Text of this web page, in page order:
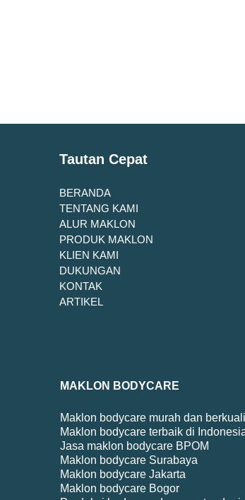
Tautan Cepat
BERANDA
TENTANG KAMI
ALUR MAKLON
PRODUK MAKLON
KLIEN KAMI
DUKUNGAN
KONTAK
ARTIKEL
MAKLON BODYCARE
Maklon bodycare murah dan
Maklon bodycare terbaik di
Jasa maklon bodycare BPOM
Maklon bodycare Surabaya
Maklon bodycare Jakarta
Maklon bodycare Bogor